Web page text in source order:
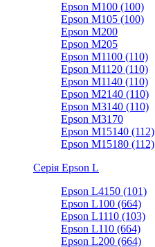
Epson M100 (100)
Epson M105 (100)
Epson M200
Epson M205
Epson M1100 (110)
Epson M1120 (110)
Epson M1140 (110)
Epson M2140 (110)
Epson M3140 (110)
Epson M3170
Epson M15140 (112)
Epson M15180 (112)
Серія Epson L
Epson L4150 (101)
Epson L100 (664)
Epson L1110 (103)
Epson L110 (664)
Epson L200 (664)